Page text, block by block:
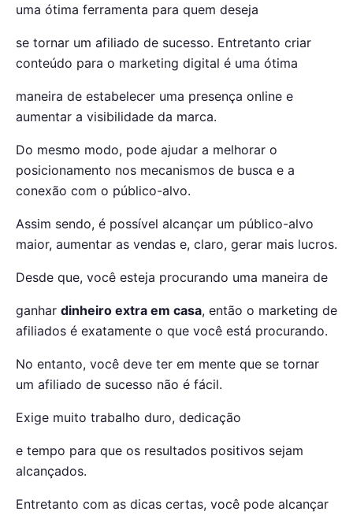
uma ótima ferramenta para quem deseja
se tornar um afiliado de sucesso. Entretanto criar
conteúdo para o marketing digital é uma ótima
maneira de estabelecer uma presença online e
aumentar a visibilidade da marca.
Do mesmo modo, pode ajudar a melhorar o
posicionamento nos mecanismos de busca e a
conexão com o público-alvo.
Assim sendo, é possível alcançar um público-alvo
maior, aumentar as vendas e, claro, gerar mais lucros.
Desde que, você esteja procurando uma maneira de
ganhar dinheiro extra em casa, então o marketing de
afiliados é exatamente o que você está procurando.
No entanto, você deve ter em mente que se tornar
um afiliado de sucesso não é fácil.
Exige muito trabalho duro, dedicação
e tempo para que os resultados positivos sejam
alcançados.
Entretanto com as dicas certas, você pode alcançar